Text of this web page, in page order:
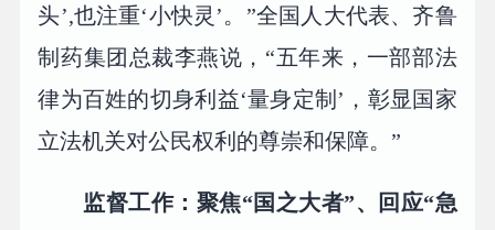
头’,也注重‘小快灵’。”全国人大代表、齐鲁
制药集团总裁李燕说，“五年来，一部部法
律为百姓的切身利益‘量身定制’，彰显国家
立法机关对公民权利的尊崇和保障。”
监督工作：聚焦“国之大者”、回应“急